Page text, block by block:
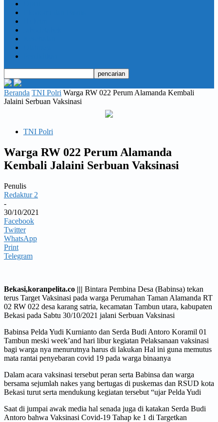
Beranda TNI Polri Warga RW 022 Perum Alamanda Kembali
Jalaini Serbuan Vaksinasi
TNI Polri
Warga RW 022 Perum Alamanda
Kembali Jalaini Serbuan Vaksinasi
Penulis
Redaktur 2
-
30/10/2021
Facebook
Twitter
WhatsApp
Print
Telegram
Bekasi,koranpelita.co ||| Bintara Pembina Desa (Babinsa) tekan
terus Target Vaksinasi pada warga Perumahan Taman Alamanda RT
02 RW 022 desa karang satria, kecamatan Tambun utara, kabupaten
Bekasi pada Sabtu 30/10/2021 jalani Serbuan Vaksinasi
Babinsa Pelda Yudi Kurnianto dan Serda Budi Antoro Koramil 01
Tambun meski week’and hari libur kegiatan Pelaksanaan vaksinasi
bagi warga nya menurutnya harus di lakukan Hal ini guna memutus
mata rantai penyebaran covid 19 pada warga binaanya
Dalam acara vaksinasi tersebut peran serta Babinsa dan warga
bersama sejumlah nakes yang bertugas di puskemas dan RSUD kota
Bekasi turut serta mendukung kegiatan tersebut “ujar Pelda Yudi
Saat di jumpai awak media hal senada juga di katakan Serda Budi
Antoro bahwa Vaksinasi Covid-19 Tahap ke 1 di Targetkan